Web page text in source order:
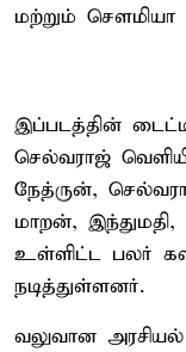
மற்றும் சௌமியா
இப்படத்தின்
செல்வராஜ்
நேத்ருன்,
மாறன், இந்துமதி,
உள்ளிட்ட பலர்
நடித்துள்ளனர்.
வலுவான